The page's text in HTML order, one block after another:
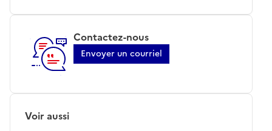
Contactez-nous
Envoyer un courriel
Voir aussi